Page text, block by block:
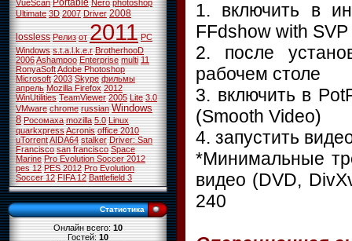
VueScan Portable Nero photoshop
Ultimate 3D 2007 Driver 2008
lossless Релиз от 2011 PC
Windows s.t.a.l.k.e.r BrotherhooD
2006Ashampoo Enterprise multi 11
RonyaSoftAdobe Photoshop
Microsoft 2003 Skype фильмы
апрель Mozilla Firefox 2012
WinUtilities TeamViewer 2005 Lite 3.0
VMware chrome russian Windows
8 Росомаха mozilla 5.0 Linux
quarkxpressAcronis office 2010
uTorrentAIDA64 stalker Driver: San
Francisco san francisco Space
Marine Pro Evolution Soccer 2012
pes 12 PES 2012 Pro Evolution
Soccer 12 FIFA 12 Battlefield 3
Статистика
Онлайн всего:10
Гостей:10
1. включить в
FFdshow with
2. после
рабочем столе
3. включить в
(Smooth Video)
4. запустить
*Минимальные
видео (DVD,
240